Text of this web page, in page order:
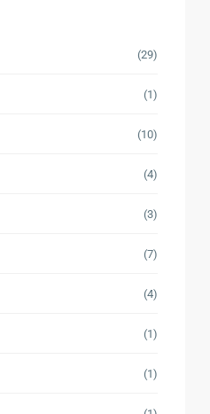
(29)
(1)
(10)
(4)
(3)
(7)
(4)
(1)
(1)